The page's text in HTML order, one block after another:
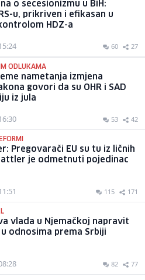
o secesionizmu u BiH:
u, prikriven i efikasan u
HDZ-a
60 27
ODLUKAMA
nametanja izmjena
govori da su OHR i SAD
iz jula
53 42
Pregovarači EU su tu iz ličnih
je odmetnuti pojedinac
115 171
vlada u Njemačkoj napravit
odnosima prema Srbiji
82 77